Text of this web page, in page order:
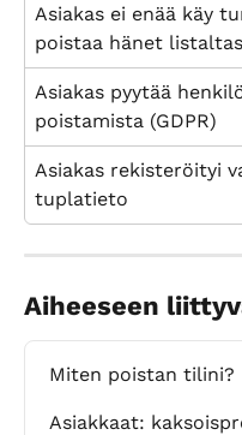
Asiakas ei enää käy
poistaa hänet
Asiakas pyytää
poistamista (GDPR)
Asiakas rekisteröityi
tuplatieto
Aiheeseen
Miten poistan tilini?
Asiakkaat: